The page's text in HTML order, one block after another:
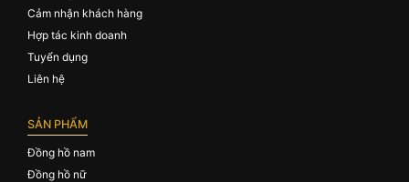
Cảm nhận khách hàng
Hợp tác kinh doanh
Tuyển dụng
Liên hệ
SẢN PHẨM
Đồng hồ nam
Đồng hồ nữ